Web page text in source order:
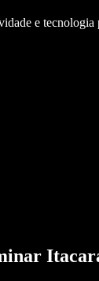
e tecnologia